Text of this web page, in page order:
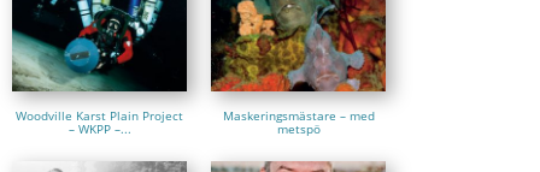
Woodville Karst Plain Project
– WKPP –...
Maskeringsmästare – med
metspö